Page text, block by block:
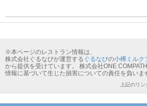
※本ページのレストラン情報は、
株式会社ぐるなびが運営する ぐるなびの小樽ミルク
から提供を受けています。 株式会社ONE
情報に基づいて生じた損害についての責任を負いま
上記のリ